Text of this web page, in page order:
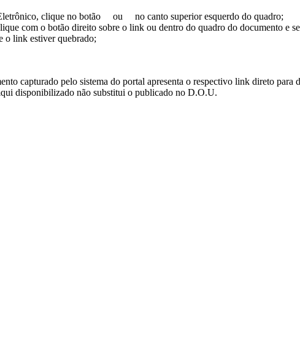
clique no botão
ou
no canto superior esquerdo do quadro;
com o botão direito sobre o link ou dentro do quadro do documento e
o link estiver quebrado;
capturado pelo sistema do portal apresenta o respectivo link direto
disponibilizado não substitui o publicado no D.O.U.